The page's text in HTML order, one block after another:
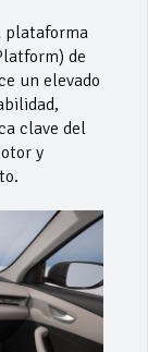
plataforma
de
un elevado
clave del
y